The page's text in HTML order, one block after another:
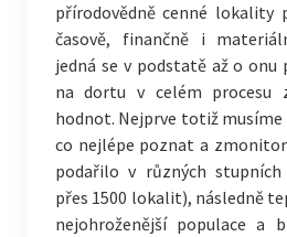
přírodovědně cenné lokality
časově, finančně i
jedná se v podstatě až o onu
na dortu v celém procesu
hodnot. Nejprve totiž musíme
co nejlépe poznat a
podařilo v různých
přes 1500 lokalit), následně
nejohroženější populace a